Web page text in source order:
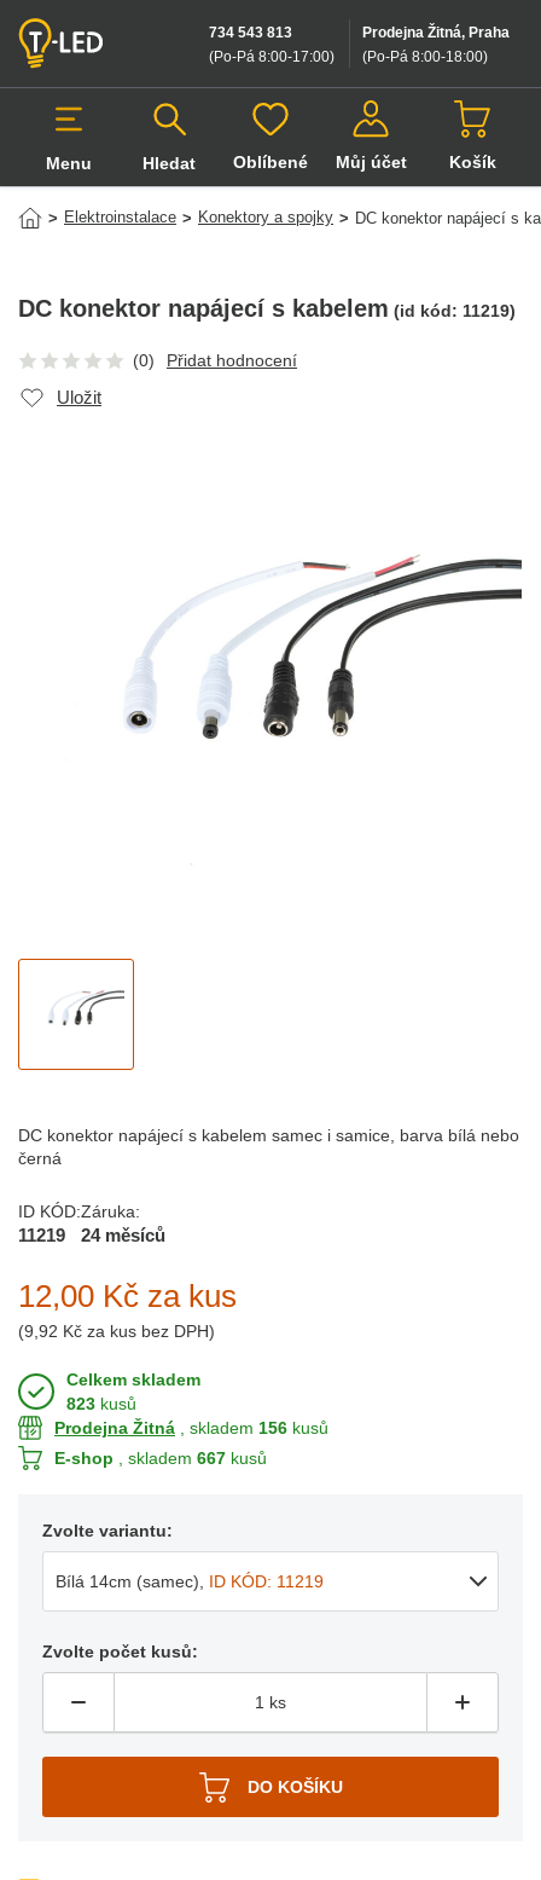
Prodejna Žitná, Praha
(Po-Pá 8:00-18:00)
734 543 813
(Po-Pá 8:00-17:00)
Menu Hledat
Hledat v produktech
Oblíbené Můj účet Košík
> Elektroinstalace > Konektory a spojky > DC konektor napájecí s
DC konektor napájecí s kabelem (id kód: 11219)
(0) Přidat hodnocení
Uložit
DC konektor napájecí s kabelem samec i samice, barva bílá nebo
černá
ID KÓD:
11219
Záruka:
24 měsíců
12,00 Kč za kus
(9,92 Kč za kus bez DPH)
Celkem skladem
823 kusů
Prodejna Žitná , skladem 156 kusů
E-shop , skladem 667 kusů
Zvolte variantu:
Bílá 14cm (samec), ID KÓD: 11219
Zvolte počet kusů: